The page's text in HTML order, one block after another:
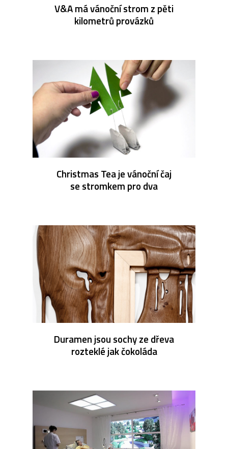
V&A má vánoční strom z pěti
kilometrů provázků
Christmas Tea je vánoční čaj
se stromkem pro dva
Duramen jsou sochy ze dřeva
rozteklé jak čokoláda